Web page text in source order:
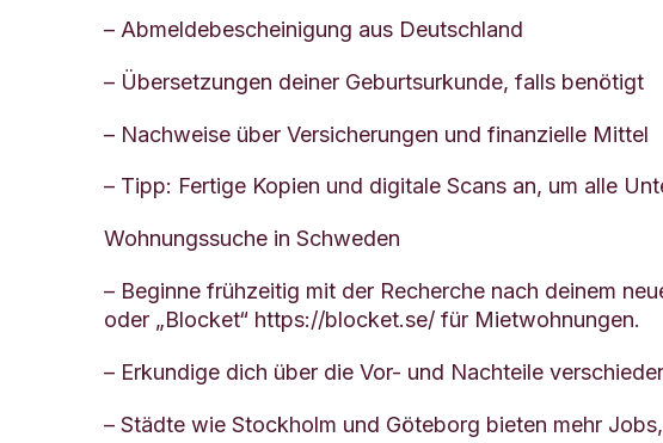
– Abmeldebescheinigung aus Deutschland
– Übersetzungen deiner Geburtsurkunde, falls benötigt
– Nachweise über Versicherungen und finanzielle Mittel
– Tipp: Fertige Kopien und digitale Scans an, um alle
Wohnungssuche in Schweden
– Beginne frühzeitig mit der Recherche nach deinem
oder „Blocket“ https://blocket.se/ für Mietwohnungen.
– Erkundige dich über die Vor- und Nachteile
– Städte wie Stockholm und Göteborg bieten mehr